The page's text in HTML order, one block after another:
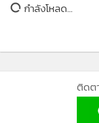
กำลังโหลด...
ติดต